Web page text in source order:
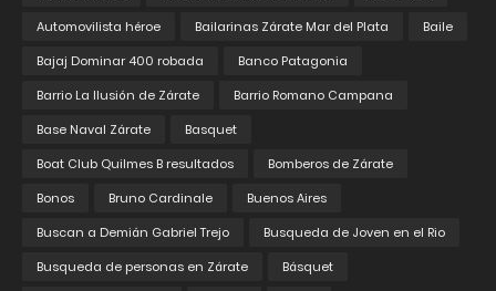
Automovilista héroe
Bailarinas Zárate Mar del Plata
Baile
Bajaj Dominar 400 robada
Banco Patagonia
Barrio La Ilusión de Zárate
Barrio Romano Campana
Base Naval Zárate
Basquet
Boat Club Quilmes B resultados
Bomberos de Zárate
Bonos
Bruno Cardinale
Buenos Aires
Buscan a Demián Gabriel Trejo
Busqueda de Joven en el Rio
Busqueda de personas en Zárate
Básquet